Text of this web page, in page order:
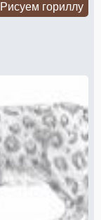
Рисуем гориллу